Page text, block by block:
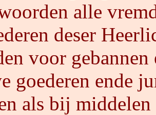
alle
deser
voor
goederen ende
als bij middelen